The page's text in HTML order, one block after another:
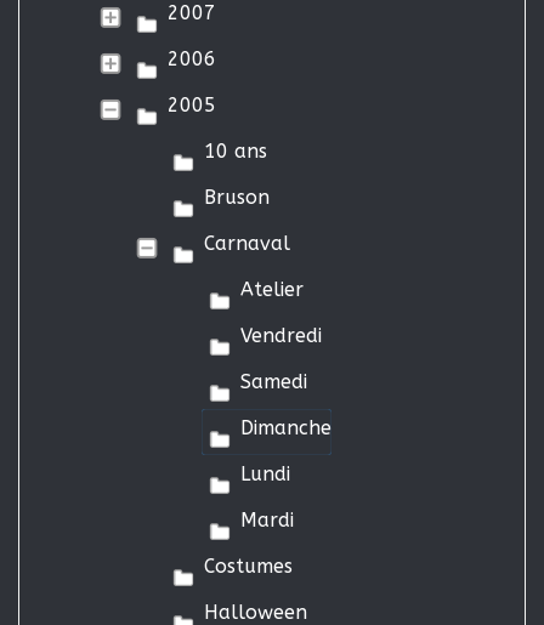
2007
2006
2005
10 ans
Bruson
Carnaval
Atelier
Vendredi
Samedi
Dimanche
Lundi
Mardi
Costumes
Halloween